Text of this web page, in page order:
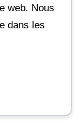
web. Nous
dans les